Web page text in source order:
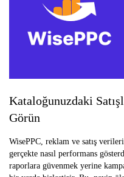
Kataloğunuzdaki
Görün
WisePPC, reklam ve satış
gerçekte nasıl performans
raporlara güvenmek yerine